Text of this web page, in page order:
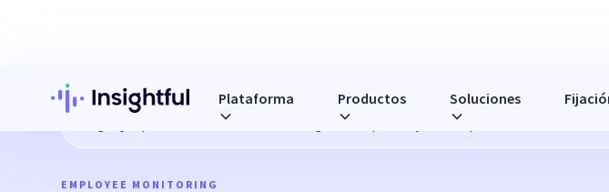
Plataforma Productos Soluciones
¿Se puede utilizar el software de seguimiento para mejorar la experiencia del cliente?
EMPLOYEE MONITORING